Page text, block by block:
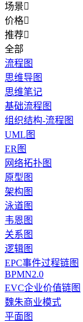
场景
价格
推荐
全部
流程图
思维导图
思维笔记
基础流程图
组织结构-流程图
UML图
ER图
网络拓扑图
原型图
架构图
泳道图
韦恩图
关系图
逻辑图
EPC事件过程链图
BPMN2.0
EVC企业价值链图
魏朱商业模式
平面图